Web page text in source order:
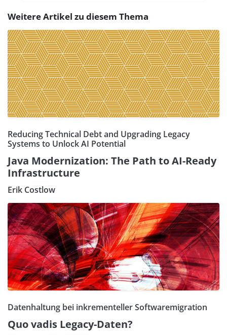
Weitere Artikel zu diesem Thema
Reducing Technical Debt and Upgrading Legacy
Systems to Unlock AI Potential
Java Modernization: The Path to AI-Ready
Infrastructure
Erik Costlow
Datenhaltung bei inkrementeller Softwaremigration
Quo vadis Legacy-Daten?